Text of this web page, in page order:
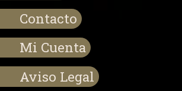
Contacto
Mi Cuenta
Aviso Legal